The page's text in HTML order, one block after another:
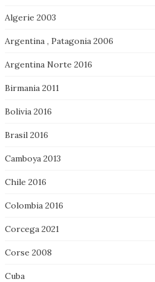
Algerie 2003
Argentina , Patagonia 2006
Argentina Norte 2016
Birmania 2011
Bolivia 2016
Brasil 2016
Camboya 2013
Chile 2016
Colombia 2016
Corcega 2021
Corse 2008
Cuba